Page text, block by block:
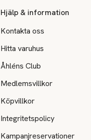
Hjälp & information
Kontakta oss
Hitta varuhus
Åhléns Club
Medlemsvillkor
Köpvillkor
Integritetspolicy
Kampanjreservationer